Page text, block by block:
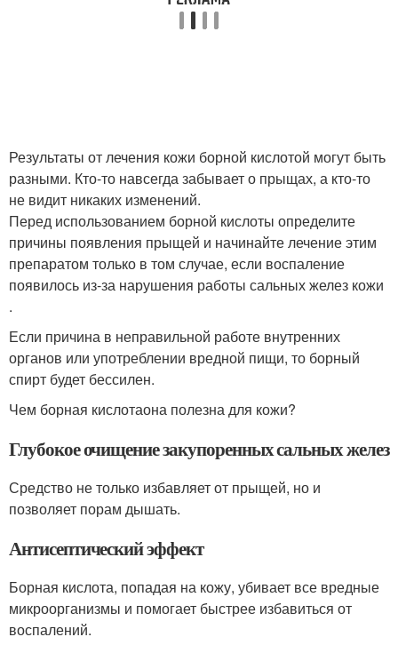
Результаты от лечения кожи борной кислотой могут быть
разными. Кто-то навсегда забывает о прыщах, а кто-то
не видит никаких изменений.
Перед использованием борной кислоты определите
причины появления прыщей и начинайте лечение этим
препаратом только в том случае, если воспаление
появилось из-за нарушения работы сальных желез кожи
.
Если причина в неправильной работе внутренних
органов или употреблении вредной пищи, то борный
спирт будет бессилен.
Чем борная кислотаона полезна для кожи?
Глубокое очищение закупоренных сальных желез
Средство не только избавляет от прыщей, но и
позволяет порам дышать.
Антисептический эффект
Борная кислота, попадая на кожу, убивает все вредные
микроорганизмы и помогает быстрее избавиться от
воспалений.